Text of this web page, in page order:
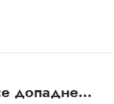
допадне…